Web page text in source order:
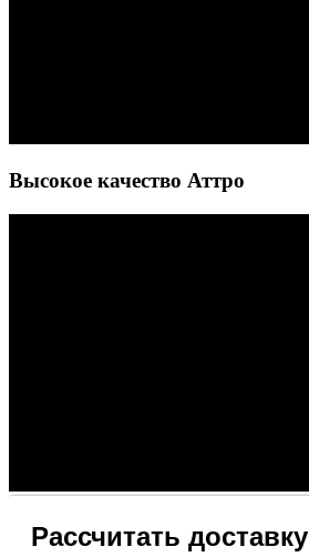
Высокое качество Аттро
Рассчитать доставку